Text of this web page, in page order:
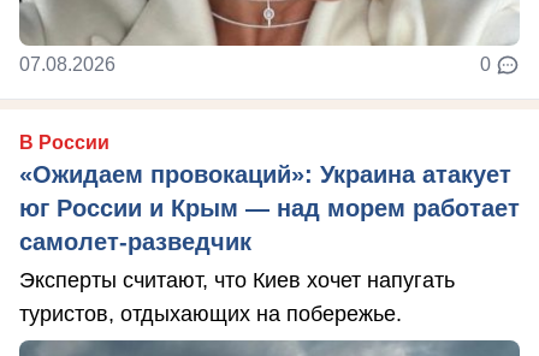
07.08.2026 0
В России
«Ожидаем провокаций»: Украина атакует
юг России и Крым — над морем работает
самолет-разведчик
Эксперты считают, что Киев хочет напугать
туристов, отдыхающих на побережье.